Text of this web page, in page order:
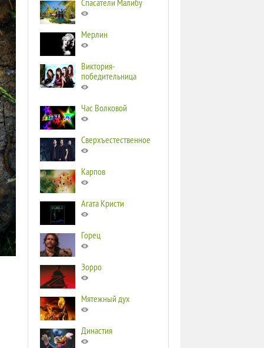
Спасатели Малибу
Мерлин
Виктория-
победительница
Час Волковой
Сверхъестественное
Карпов
Агата Кристи
Горец
Зорро
Мятежный дух
Династия